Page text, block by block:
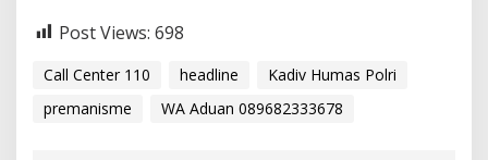
Post Views: 698
Call Center 110 headline
Kadiv Humas Polri
premanisme
WA Aduan 089682333678